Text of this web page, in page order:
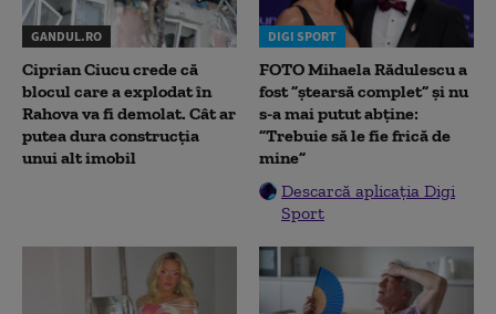
GANDUL.RO
Ciprian Ciucu crede că
blocul care a explodat în
Rahova va fi demolat. Cât ar
putea dura construcția
unui alt imobil
DIGI SPORT
FOTO Mihaela Rădulescu a
fost ”ștearsă complet” și nu
s-a mai putut abține:
”Trebuie să le fie frică de
mine”
Descarcă aplicația Digi
Sport